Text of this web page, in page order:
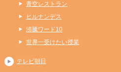
青空レストラン
ヒルナンデス
沸騰ワード10
世界一受けたい授業
テレビ朝日